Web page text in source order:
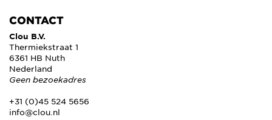
CONTACT
Clou B.V.
Thermiekstraat 1
6361 HB Nuth
Nederland
Geen bezoekadres
+31 (0)45 524 5656
info@clou.nl